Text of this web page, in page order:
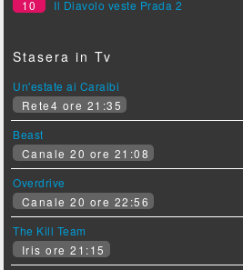
10
Il Diavolo veste Prada 2
Stasera in Tv
Un'estate ai Caraibi
Rete4 ore 21:35
Beast
Canale 20 ore 21:08
Overdrive
Canale 20 ore 22:56
The Kill Team
Iris ore 21:15